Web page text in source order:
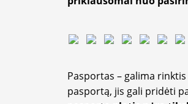
Pasportas – galima
pasportą, jis gali pridėti